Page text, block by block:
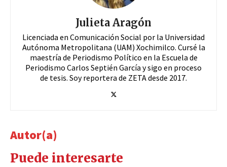
Julieta Aragón
Licenciada en Comunicación Social por la Universidad
Autónoma Metropolitana (UAM) Xochimilco. Cursé la
maestría de Periodismo Político en la Escuela de
Periodismo Carlos Septién García y sigo en proceso
de tesis. Soy reportera de ZETA desde 2017.
Autor(a)
Puede interesarte